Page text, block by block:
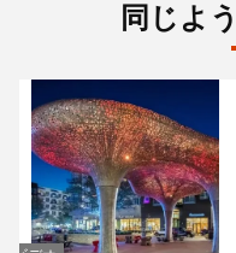
同じよ